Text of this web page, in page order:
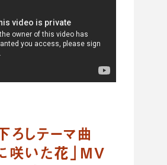
ろしテーマ曲
咲いた花」MV